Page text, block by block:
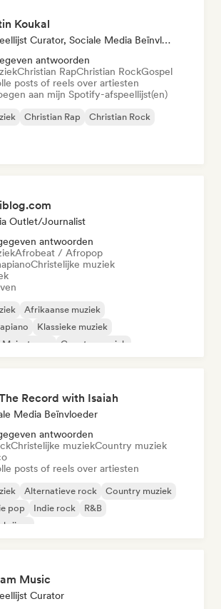
Koukal
Afspeellijst Curator, Sociale Media Beïnvloeder
antwoorden
Christian RapChristian RockGospel
posts of reels over artiesten
aan mijn Spotify-afspeellijst(en)
Christian Rap
Christian Rock
Outlet/Journalist
antwoorden
Afrobeat / Afropop
Christelijke muziek
Afrikaanse muziek
Klassieke muziek
Country muziek
Record with Isaiah
Media Beïnvloeder
antwoorden
Christelijke muziekCountry muziek
posts of reels over artiesten
Alternatieve rock
Country muziek
pop Indie rock
R&B
Music
Curator